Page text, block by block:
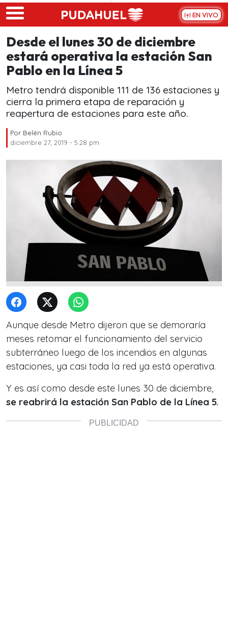
Skip to main content
EN VIVO
Desde el lunes 30 de diciembre
estará operativa la estación San
Pablo en la Línea 5
Metro tendrá disponible 111 de 136 estaciones y
cierra la primera etapa de reparación y
reapertura de estaciones para este año.
Por Belén Rubio
diciembre 27, 2019 - 5:28 pm
Aunque desde Metro dijeron que se demoraría
meses retomar el funcionamiento del servicio
subterráneo luego de los incendios en algunas
estaciones, ya casi toda la red ya está operativa.
Y es así como desde este lunes 30 de diciembre,
se reabrirá la estación San Pablo de la Línea 5.